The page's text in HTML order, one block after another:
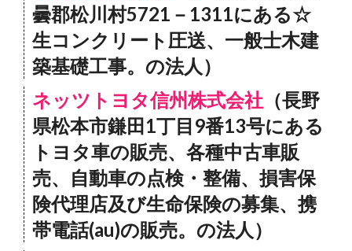
曇郡松川村5721－1311にある☆
生コンクリート圧送、一般士木建
築基礎工事。の法人）
ネッツトヨタ信州株式会社 （長野
県松本市鎌田1丁目9番13号にある
トヨタ車の販売、各種中古車販
売、自動車の点検・整備、損害保
険代理店及び生命保険の募集、携
帯電話(au)の販売。の法人）